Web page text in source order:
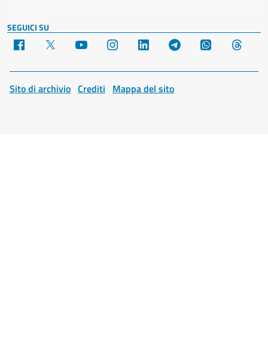
SEGUICI SU
Facebook YouTube Instagram LinkedIn Telegram WhatsApp
Sito di archivio Crediti Mappa del sito